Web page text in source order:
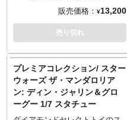
す。世界限定1500体。シリアル
ナンバー、シリアル証明書付。
※この商品は入荷数の減数など
場合や、分納での入荷となる場
合がございます。
～ご注意事項～以下ご了承の上
ご予約をお願いいたします～
■発売時期につきましては予定と
ARTFX+シリーズに再登場しま
す。 今回はグローグーとともに
旅をする姿をイメージ、右手に
はベスカー製の槍を持ち、左腕
にはグローグーを抱え、歩く姿
が印象的な仕上がりになってい
ます。 1/10スケールながら、詳
細なディテールを再現しまし
た。 足裏のマグネットで鉄板入
りスクエア型台座で自由に展示
販売価格： ¥13,200
売り切れ
プレミアコレクション/ スター
ウォーズ ザ・マンダロリア
ン: ディン・ジャリン＆グロ
ーグー 1/7 スタチュー